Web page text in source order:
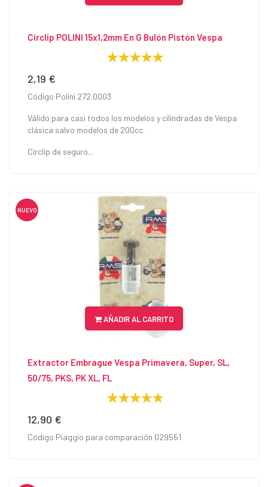
Circlip POLINI 15x1,2mm En G Bulón Pistón Vespa
Precio
2,19 €
Código Polini 272.0003
Válido para casi todos los modelos y cilindradas de Vespa
clásica salvo modelos de 200cc.
Circlip de seguro...
NUEVO
AÑADIR AL CARRITO
Extractor Embrague Vespa Primavera, Super, SL,
50/75, PKS, PK XL, FL
Precio
12,90 €
Código Piaggio para comparación 029551